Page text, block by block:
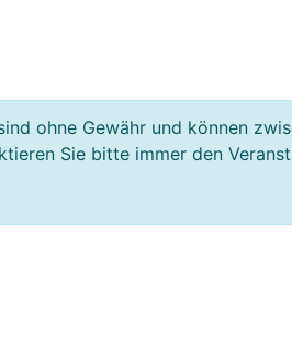
ohne Gewähr und können
Sie bitte immer den